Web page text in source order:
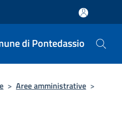
di Pontedassio
> Aree amministrative >